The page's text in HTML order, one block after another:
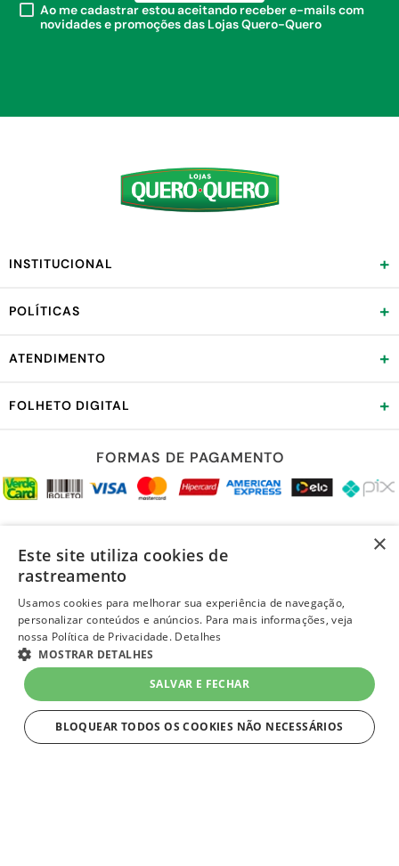
Ao me cadastrar estou aceitando receber e-mails com
novidades e promoções das Lojas Quero-Quero
INSTITUCIONAL +
POLÍTICAS +
ATENDIMENTO +
FOLHETO DIGITAL +
FORMAS DE PAGAMENTO
LOJA SEGURA
×
Este site utiliza cookies de
rastreamento
Usamos cookies para melhorar sua experiência de navegação,
personalizar conteúdos e anúncios. Para mais informações, veja
nossa Política de Privacidade. Detalhes
MOSTRAR DETALHES
SALVAR E FECHAR
BLOQUEAR TODOS OS COOKIES NÃO NECESSÁRIOS